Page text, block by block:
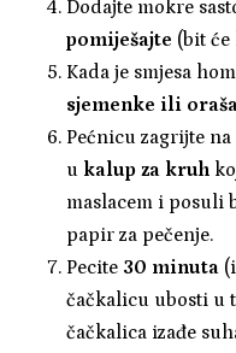
Dodajte mokre
pomiješajte (bit će
Kada je smjesa
sjemenke ili
Pećnicu zagrijte na
u kalup za kruh
maslacem i posuli
papir za pečenje.
Pecite 30 minuta
čačkalicu ubosti u
čačkalica izađe